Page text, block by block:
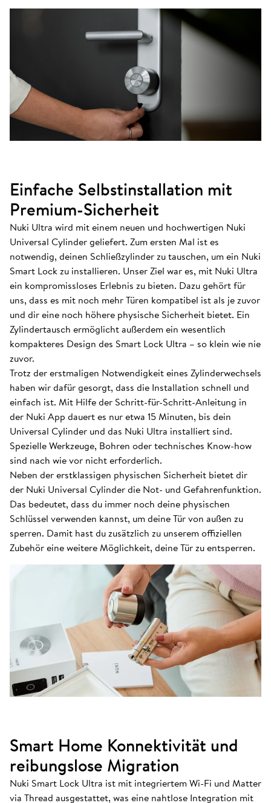
Einfache Selbstinstallation mit
Premium-Sicherheit
Nuki Ultra wird mit einem neuen und hochwertigen Nuki
Universal Cylinder geliefert. Zum ersten Mal ist es
notwendig, deinen Schließzylinder zu tauschen, um ein Nuki
Smart Lock zu installieren. Unser Ziel war es, mit Nuki Ultra
ein kompromissloses Erlebnis zu bieten. Dazu gehört für
uns, dass es mit noch mehr Türen kompatibel ist als je zuvor
und dir eine noch höhere physische Sicherheit bietet. Ein
Zylindertausch ermöglicht außerdem ein wesentlich
kompakteres Design des Smart Lock Ultra – so klein wie nie
zuvor.
Trotz der erstmaligen Notwendigkeit eines Zylinderwechsels
haben wir dafür gesorgt, dass die Installation schnell und
einfach ist. Mit Hilfe der Schritt-für-Schritt-Anleitung in
der Nuki App dauert es nur etwa 15 Minuten, bis dein
Universal Cylinder und das Nuki Ultra installiert sind.
Spezielle Werkzeuge, Bohren oder technisches Know-how
sind nach wie vor nicht erforderlich.
Neben der erstklassigen physischen Sicherheit bietet dir
der Nuki Universal Cylinder die Not- und Gefahrenfunktion.
Das bedeutet, dass du immer noch deine physischen
Schlüssel verwenden kannst, um deine Tür von außen zu
sperren. Damit hast du zusätzlich zu unserem offiziellen
Zubehör eine weitere Möglichkeit, deine Tür zu entsperren.
Smart Home Konnektivität und
reibungslose Migration
Nuki Smart Lock Ultra ist mit integriertem Wi-Fi und Matter
via Thread ausgestattet, was eine nahtlose Integration mit